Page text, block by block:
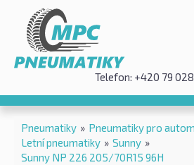
Telefon: +420 79 028
Pneumatiky » Pneumatiky pro
Letní pneumatiky » Sunny »
Sunny NP 226 205/70R15 96H